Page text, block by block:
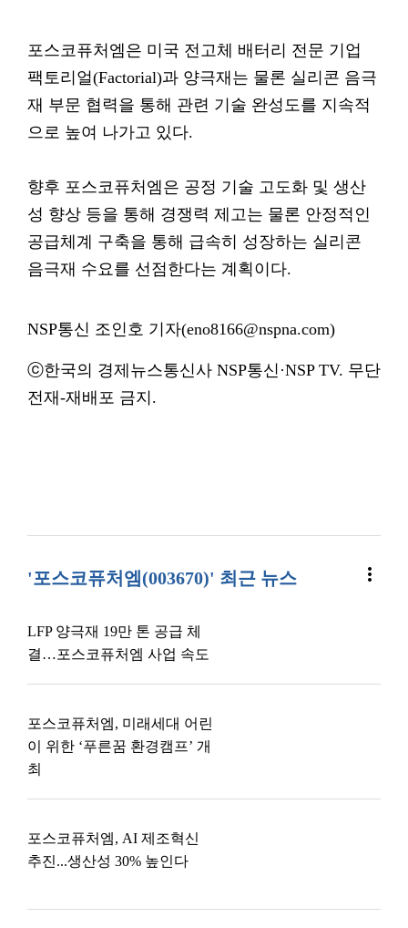
포스코퓨처엠은 미국 전고체 배터리 전문 기업
팩토리얼(Factorial)과 양극재는 물론 실리콘 음극
재 부문 협력을 통해 관련 기술 완성도를 지속적
으로 높여 나가고 있다.
향후 포스코퓨처엠은 공정 기술 고도화 및 생산
성 향상 등을 통해 경쟁력 제고는 물론 안정적인
공급체계 구축을 통해 급속히 성장하는 실리콘
음극재 수요를 선점한다는 계획이다.
NSP통신 조인호 기자(eno8166@nspna.com)
ⓒ한국의 경제뉴스통신사 NSP통신·NSP TV. 무단
전재-재배포 금지.
'포스코퓨처엠(003670)' 최근 뉴스 more_vert
LFP 양극재 19만 톤 공급 체
결…포스코퓨처엠 사업 속도
포스코퓨처엠, 미래세대 어린
이 위한 ‘푸른꿈 환경캠프’ 개
최
포스코퓨처엠, AI 제조혁신
추진...생산성 30% 높인다